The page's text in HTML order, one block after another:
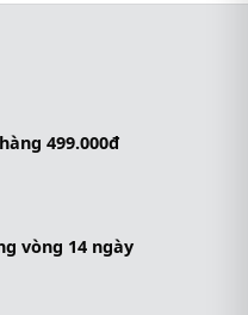
499.000đ
vòng 14 ngày